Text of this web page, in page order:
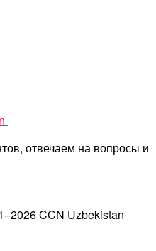
отвечаем на вопросы и
2026CCN Uzbekistan